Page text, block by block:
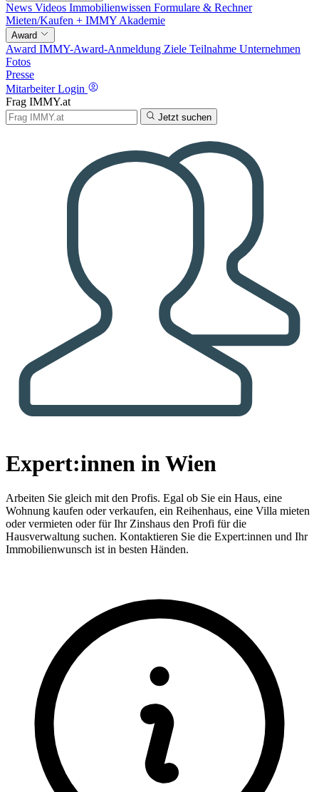
News Videos Immobilienwissen Formulare & Rechner
Mieten/Kaufen + IMMY Akademie
Award
Award IMMY-Award-Anmeldung Ziele Teilnahme Unternehmen
Fotos
Presse
Mitarbeiter Login
Frag IMMY.at
Jetzt suchen
Expert:innen in Wien
Arbeiten Sie gleich mit den Profis. Egal ob Sie ein Haus, eine
Wohnung kaufen oder verkaufen, ein Reihenhaus, eine Villa mieten
oder vermieten oder für Ihr Zinshaus den Profi für die
Hausverwaltung suchen. Kontaktieren Sie die Expert:innen und Ihr
Immobilienwunsch ist in besten Händen.